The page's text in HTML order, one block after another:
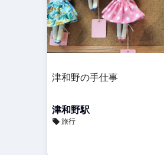
津和野の手仕事
津和野駅
旅行